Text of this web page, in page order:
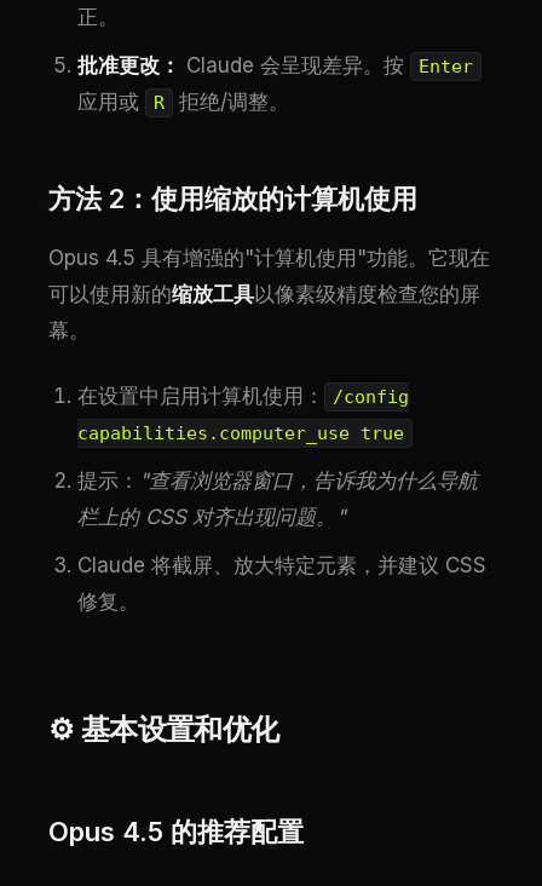
正。
批准更改： Claude 会呈现差异。按 Enter
应用或 R 拒绝/调整。
方法 2：使用缩放的计算机使用
Opus 4.5 具有增强的"计算机使用"功能。它现在
可以使用新的缩放工具以像素级精度检查您的屏
幕。
在设置中启用计算机使用：
/config
capabilities.computer_use true
提示： "查看浏览器窗口，告诉我为什么导航
栏上的 CSS 对齐出现问题。"
Claude 将截屏、放大特定元素，并建议 CSS
修复。
⚙️ 基本设置和优化
Opus 4.5 的推荐配置